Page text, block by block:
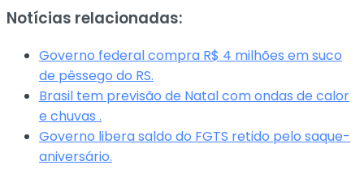
Notícias relacionadas:
Governo federal compra R$ 4 milhões em suco
de pêssego do RS.
Brasil tem previsão de Natal com ondas de calor
e chuvas .
Governo libera saldo do FGTS retido pelo saque-
aniversário.